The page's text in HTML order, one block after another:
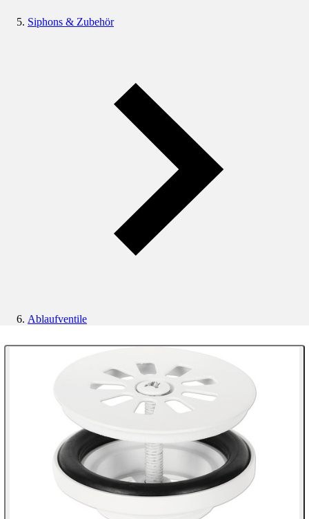
Siphons & Zubehör
Ablaufventile